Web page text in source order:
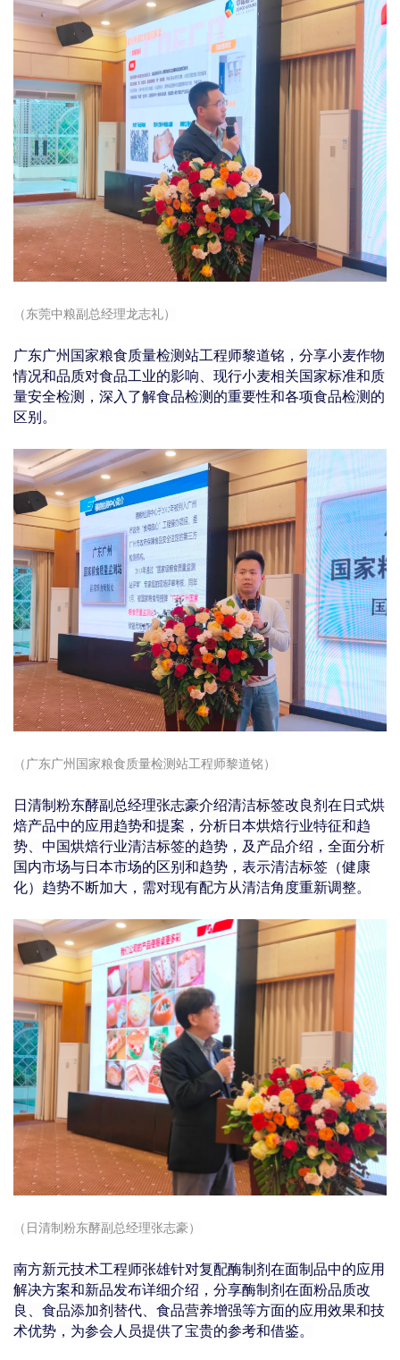
（东莞中粮副总经理龙志礼）
广东广州国家粮食质量检测站工程师黎道铭，分享小麦作物
情况和品质对食品工业的影响、现行小麦相关国家标准和质
量安全检测，深入了解食品检测的重要性和各项食品检测的
区别。
（广东广州国家粮食质量检测站工程师黎道铭）
日 清制粉东酵副总经理张志豪介绍清洁标签改良剂在日式烘
焙产品中的应用趋势和提案，分析日本烘焙行业特征和趋
势、中国烘焙行业清洁标签的趋势，及产品介绍，全面分析
国内市场与日本市场的区别和趋势，表示清洁标签（健康
化）趋势不断加大，需对现有配方从清洁角度重新调整。
（日清制粉东酵副总经理张志豪）
南方新元技术工程师张雄针对复配酶制剂在面制品中的应用
解决方案和新品发布详细介绍，分享酶制剂在面粉品质改
良、食品添加剂替代、食品营养增强等方面的应用效果和技
术优势，为参会人员提供了宝贵的参考和借鉴。